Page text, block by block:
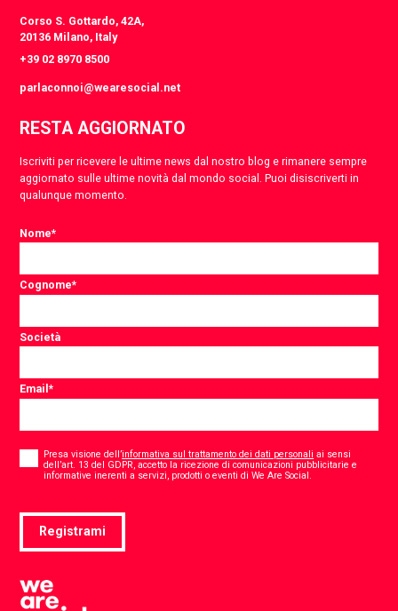
Corso S. Gottardo, 42A,
20136 Milano, Italy
+39 02 8970 8500
parlaconnoi@wearesocial.net
RESTA AGGIORNATO
Iscriviti per ricevere le ultime news dal nostro blog e rimanere sempre
aggiornato sulle ultime novità dal mondo social. Puoi disiscriverti in
qualunque momento.
Nome*
Cognome*
Società
Email*
Presa visione dell’informativa sul trattamento dei dati personali ai sensi
dell’art. 13 del GDPR, accetto la ricezione di comunicazioni pubblicitarie e
informative inerenti a servizi, prodotti o eventi di We Are Social.
Registrami